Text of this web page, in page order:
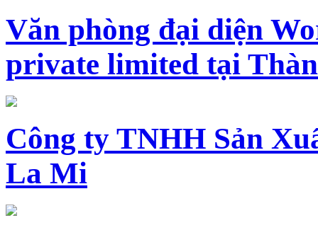
Văn phòng đại diện
private limited tại
Công ty TNHH Sản
La Mi